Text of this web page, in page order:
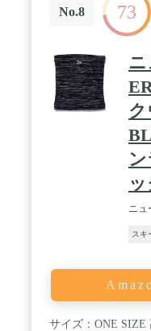
No.8 73
ッ
ニュ
スキ
サイズ：ONE SIZE